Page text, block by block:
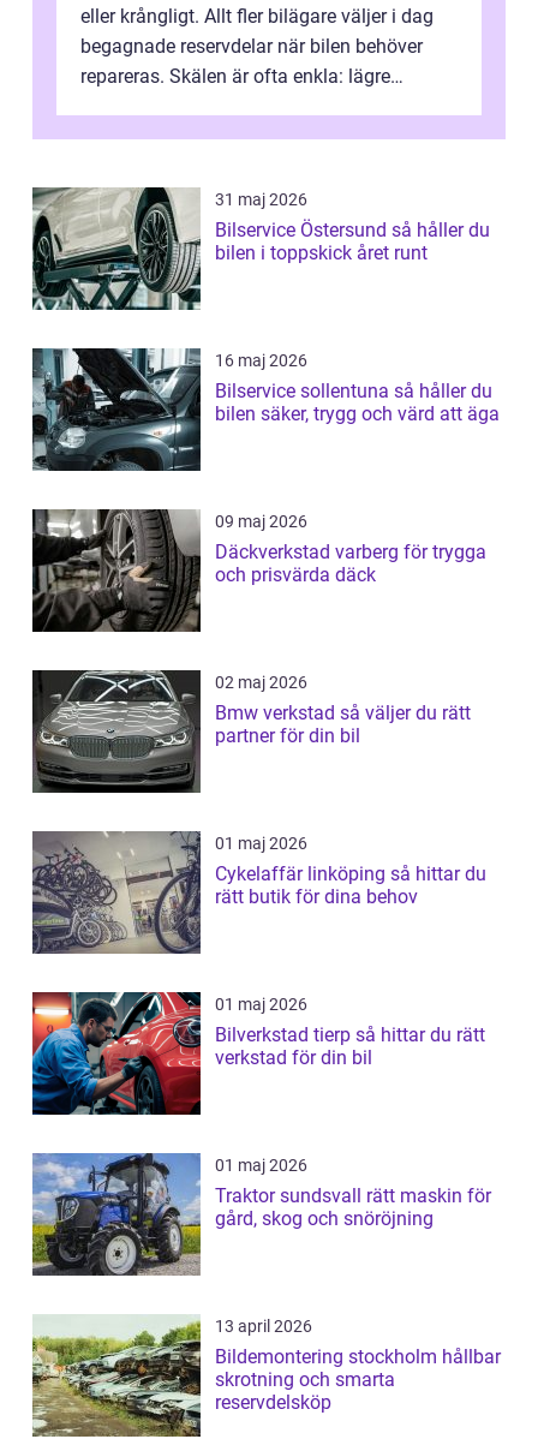
eller krångligt. Allt fler bilägare väljer i dag
begagnade reservdelar när bilen behöver
repareras. Skälen är ofta enkla: lägre
31 maj 2026
Bilservice Östersund så håller du
bilen i toppskick året runt
16 maj 2026
Bilservice sollentuna så håller du
bilen säker, trygg och värd att äga
09 maj 2026
Däckverkstad varberg för trygga
och prisvärda däck
02 maj 2026
Bmw verkstad så väljer du rätt
partner för din bil
01 maj 2026
Cykelaffär linköping så hittar du
rätt butik för dina behov
01 maj 2026
Bilverkstad tierp så hittar du rätt
verkstad för din bil
01 maj 2026
Traktor sundsvall rätt maskin för
gård, skog och snöröjning
13 april 2026
Bildemontering stockholm hållbar
skrotning och smarta
reservdelsköp